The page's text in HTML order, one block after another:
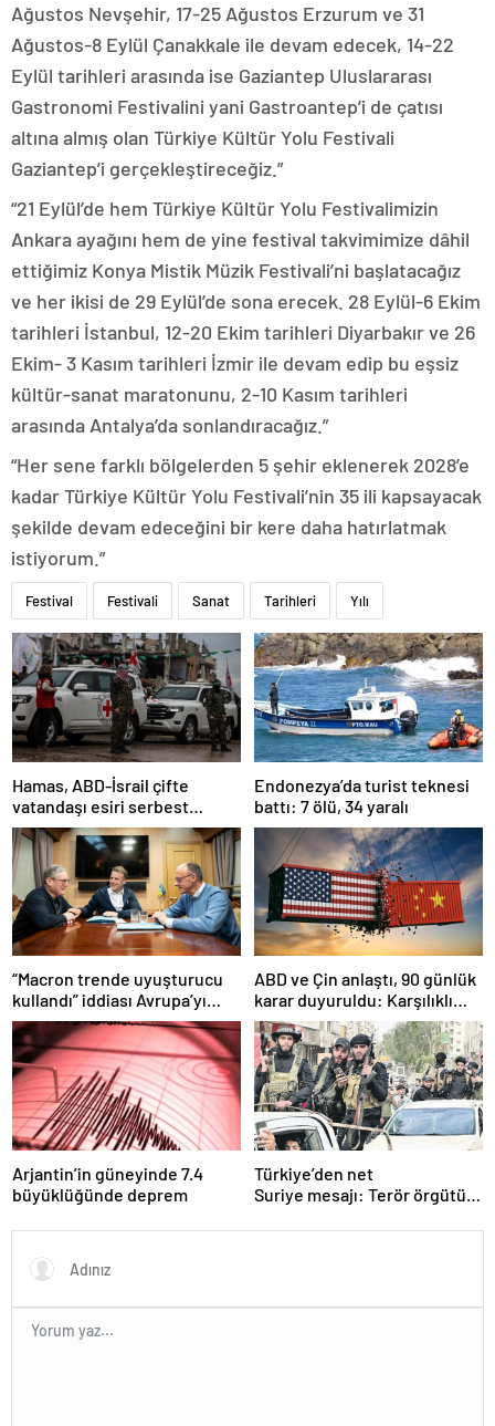
Ağustos Nevşehir, 17-25 Ağustos Erzurum ve 31
Ağustos-8 Eylül Çanakkale ile devam edecek, 14-22
Eylül tarihleri arasında ise Gaziantep Uluslararası
Gastronomi Festivalini yani Gastroantep’i de çatısı
altına almış olan Türkiye Kültür Yolu Festivali
Gaziantep’i gerçekleştireceğiz.”
“21 Eylül’de hem Türkiye Kültür Yolu Festivalimizin
Ankara ayağını hem de yine festival takvimimize dâhil
ettiğimiz Konya Mistik Müzik Festivali’ni başlatacağız
ve her ikisi de 29 Eylül’de sona erecek. 28 Eylül-6 Ekim
tarihleri İstanbul, 12-20 Ekim tarihleri Diyarbakır ve 26
Ekim- 3 Kasım tarihleri İzmir ile devam edip bu eşsiz
kültür-sanat maratonunu, 2-10 Kasım tarihleri
arasında Antalya’da sonlandıracağız.”
“Her sene farklı bölgelerden 5 şehir eklenerek 2028’e
kadar Türkiye Kültür Yolu Festivali’nin 35 ili kapsayacak
şekilde devam edeceğini bir kere daha hatırlatmak
istiyorum.”
Festival Festivali Sanat Tarihleri Yılı
Hamas, ABD-İsrail çifte
vatandaşı esiri serbest
bırakacağını duyurdu
Endonezya’da turist teknesi
battı: 7 ölü, 34 yaralı
“Macron trende uyuşturucu
kullandı” iddiası Avrupa’yı
karıştırmıştı: Fransa’dan
“peçeteli” yalanlama geldi!
ABD ve Çin anlaştı, 90 günlük
karar duyuruldu: Karşılıklı
tarife indirimi geldi!
Arjantin’in güneyinde 7.4
büyüklüğünde deprem
Türkiye’den net
Suriye mesajı: Terör örgütü